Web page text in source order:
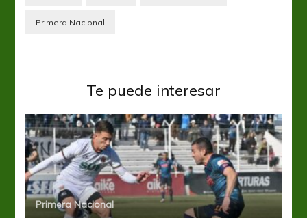
Primera Nacional
Te puede interesar
Primera Nacional